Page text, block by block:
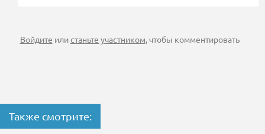
Войдите илистаньте участником, чтобы комментировать
Также смотрите: